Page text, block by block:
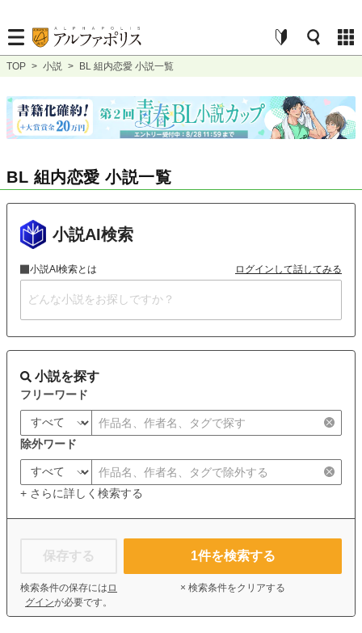
TOP > 小説 > BL 組内恋愛 小説一覧
BL 組内恋愛 小説一覧
小説AI検索
小説AI検索とは ログインして話してみる
小説を探す
フリーワード
除外ワード
+ さらに詳しく検索する
保存する
検索条件の保存には ロ
グインが必要です。
1件を検索する
× 検索条件をクリアする